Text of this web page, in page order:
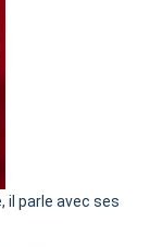
il parle avec ses